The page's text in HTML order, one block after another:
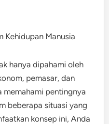
Kehidupan Manusia
hanya dipahami oleh
pemasar, dan
memahami pentingnya
beberapa situasi yang
konsep ini, Anda